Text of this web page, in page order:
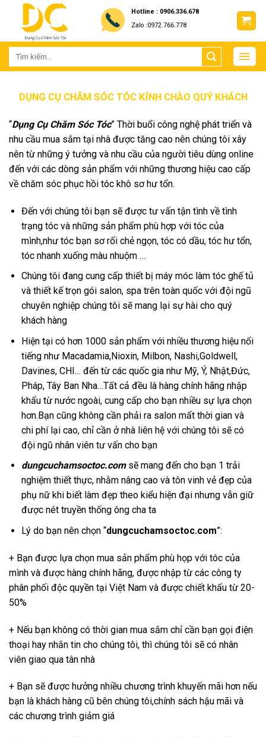
content
Hotline : 0906.336.678
Zalo :0972.766.778
DỤNG CỤ CHĂM SÓC TÓC KÍNH CHÀO QUÝ KHÁCH
“Dụng Cụ Chăm Sóc Tóc” Thời buổi công nghệ phát triển và
nhu cầu mua sắm tại nhà được tăng cao nên chúng tôi xây
nên từ những ý tưởng và nhu cầu của người tiêu dùng online
đến với các dòng sản phẩm với những thương hiệu cao cấp
về chăm sóc phục hồi tóc khô sơ hư tổn.
Đến với chúng tôi bạn sẽ được tư vấn tận tình về tình
trạng tóc và những sản phẩm phù hợp với tóc của
mình,như tóc bạn sơ rối chẻ ngọn, tóc có dầu, tóc hư tổn,
tóc nhanh xuống màu nhuộm …
Chúng tôi đang cung cấp thiết bị máy móc làm tóc ghế tủ
và thiết kế trọn gói salon, spa trên toàn quốc với đội ngũ
chuyên nghiệp chúng tôi sẽ mang lại sự hài cho quý
khách hàng
Hiện tại có hơn 1000 sản phẩm với nhiều thương hiệu nổi
tiếng như Macadamia,Nioxin, Milbon, Nashi,Goldwell,
Davines, CHI… đến từ các quốc gia như Mỹ, Ý, Nhật,Đức,
Pháp, Tây Ban Nha…Tất cả đều là hàng chính hãng nhập
khẩu từ nước ngoài, cung cấp cho bạn nhiều sự lựa chọn
hơn.Bạn cũng không cần phải ra salon mất thời gian và
chi phí lại cao, chỉ cần ở nhà liên hệ với chúng tôi sẽ có
đội ngũ nhân viên tư vấn cho bạn
dungcuchamsoctoc.com sẽ mang đến cho bạn 1 trải
nghiệm thiết thực, nhằm nâng cao và tôn vinh vẻ đẹp của
phụ nữ khi biết làm đẹp theo kiểu hiện đại nhưng vẫn giữ
được nét truyền thống ông cha ta
Lý do bạn nên chọn “dungcuchamsoctoc.com”:
+ Bạn được lựa chọn mua sản phẩm phù họp với tóc của
mình và được hàng chính hãng, được nhập từ các công ty
phân phối độc quyền tại Việt Nam và được chiết khấu từ 20-
50%
+ Nếu bạn không có thời gian mua sắm chỉ cần bạn gọi điện
thoại hay nhắn tin cho chúng tôi, thì chúng tôi sẽ có nhân
viên giao qua tân nhà
+ Bạn sẽ được hưởng nhiều chương trình khuyến mãi hơn nếu
bạn là khách hàng cũ bên chúng tôi,chính sách hậu mãi và
các chương trình giảm giá